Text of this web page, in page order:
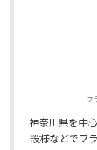
フ
神奈川県を中
設様などでフ